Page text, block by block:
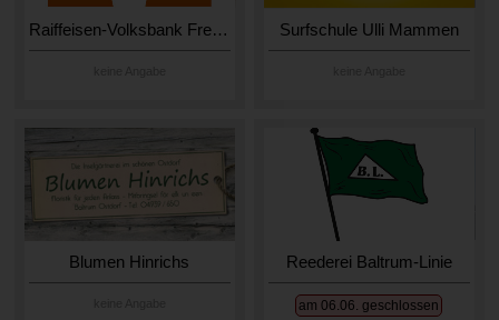
Raiffeisen-Volksbank Fresena Surfschule Ulli Mammen
Blumen Hinrichs Reederei Baltrum-Linie
am 06.06. geschlossen